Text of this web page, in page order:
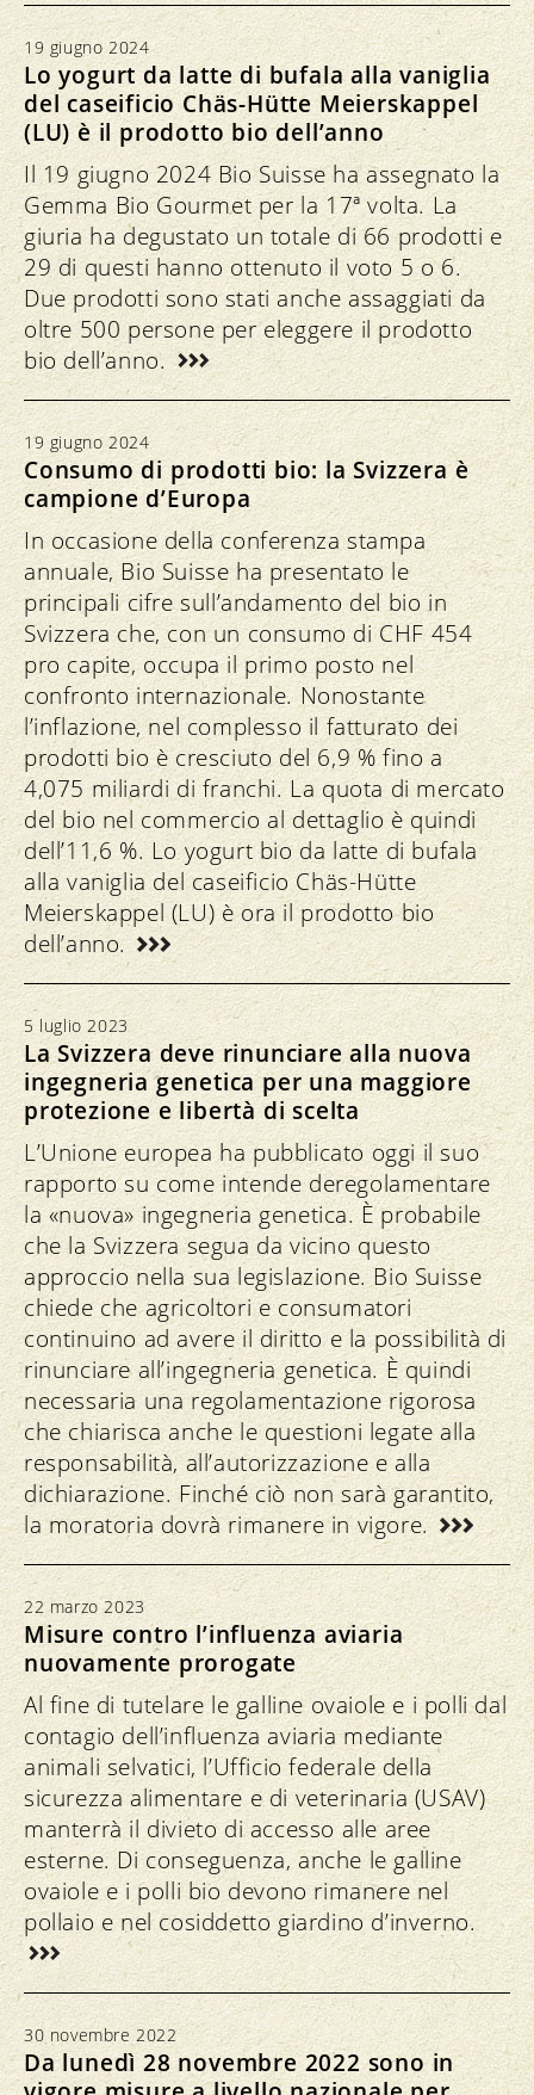
19 giugno 2024
Lo yogurt da latte di bufala alla vaniglia
del caseificio Chäs-Hütte Meierskappel
(LU) è il prodotto bio dell’anno
Il 19 giugno 2024 Bio Suisse ha assegnato la
Gemma Bio Gourmet per la 17ª volta. La
giuria ha degustato un totale di 66 prodotti e
29 di questi hanno ottenuto il voto 5 o 6.
Due prodotti sono stati anche assaggiati da
oltre 500 persone per eleggere il prodotto
bio dell’anno.
19 giugno 2024
Consumo di prodotti bio: la Svizzera è
campione d’Europa
In occasione della conferenza stampa
annuale, Bio Suisse ha presentato le
principali cifre sull’andamento del bio in
Svizzera che, con un consumo di CHF 454
pro capite, occupa il primo posto nel
confronto internazionale. Nonostante
l’inflazione, nel complesso il fatturato dei
prodotti bio è cresciuto del 6,9 % fino a
4,075 miliardi di franchi. La quota di mercato
del bio nel commercio al dettaglio è quindi
dell’11,6 %. Lo yogurt bio da latte di bufala
alla vaniglia del caseificio Chäs-Hütte
Meierskappel (LU) è ora il prodotto bio
dell’anno.
5 luglio 2023
La Svizzera deve rinunciare alla nuova
ingegneria genetica per una maggiore
protezione e libertà di scelta
L’Unione europea ha pubblicato oggi il suo
rapporto su come intende deregolamentare
la «nuova» ingegneria genetica. È probabile
che la Svizzera segua da vicino questo
approccio nella sua legislazione. Bio Suisse
chiede che agricoltori e consumatori
continuino ad avere il diritto e la possibilità di
rinunciare all’ingegneria genetica. È quindi
necessaria una regolamentazione rigorosa
che chiarisca anche le questioni legate alla
responsabilità, all’autorizzazione e alla
dichiarazione. Finché ciò non sarà garantito,
la moratoria dovrà rimanere in vigore.
22 marzo 2023
Misure contro l’influenza aviaria
nuovamente prorogate
Al fine di tutelare le galline ovaiole e i polli dal
contagio dell’influenza aviaria mediante
animali selvatici, l’Ufficio federale della
sicurezza alimentare e di veterinaria (USAV)
manterrà il divieto di accesso alle aree
esterne. Di conseguenza, anche le galline
ovaiole e i polli bio devono rimanere nel
pollaio e nel cosiddetto giardino d’inverno.
30 novembre 2022
Da lunedì 28 novembre 2022 sono in